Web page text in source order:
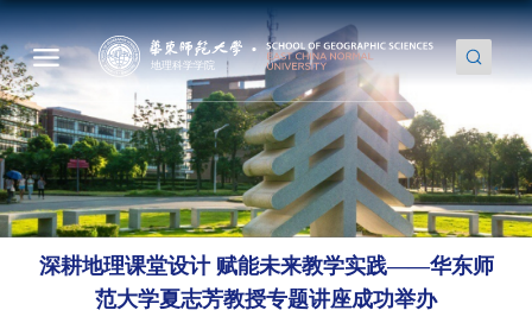
深耕地理课堂设计 赋能未来教学实践——华东师
范大学夏志芳教授专题讲座成功举办